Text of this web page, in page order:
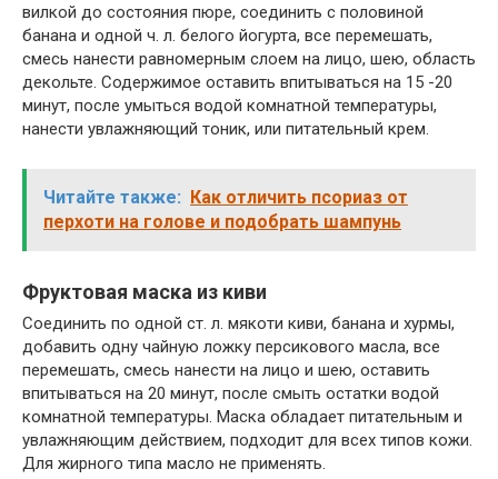
вилкой до состояния пюре, соединить с половиной
банана и одной ч. л. белого йогурта, все перемешать,
смесь нанести равномерным слоем на лицо, шею, область
декольте. Содержимое оставить впитываться на 15 -20
минут, после умыться водой комнатной температуры,
нанести увлажняющий тоник, или питательный крем.
Читайте также: Как отличить псориаз от
перхоти на голове и подобрать шампунь
Фруктовая маска из киви
Соединить по одной ст. л. мякоти киви, банана и хурмы,
добавить одну чайную ложку персикового масла, все
перемешать, смесь нанести на лицо и шею, оставить
впитываться на 20 минут, после смыть остатки водой
комнатной температуры. Маска обладает питательным и
увлажняющим действием, подходит для всех типов кожи.
Для жирного типа масло не применять.